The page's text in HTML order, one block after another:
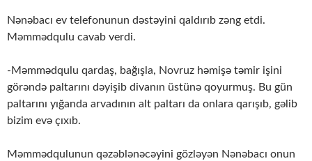
Nənəbacı ev telefonunun dəstəyini qaldırıb zəng etdi.
Məmmədqulu cavab verdi.
-Məmmədqulu qardaş, bağışla, Novruz həmişə təmir işini
görəndə paltarını dəyişib divanın üstünə qoyurmuş. Bu gün
paltarını yığanda arvadının alt paltarı da onlara qarışıb, gəlib
bizim evə çıxıb.
Məmmədqulunun qəzəblənəcəyini gözləyən Nənəbacı onun